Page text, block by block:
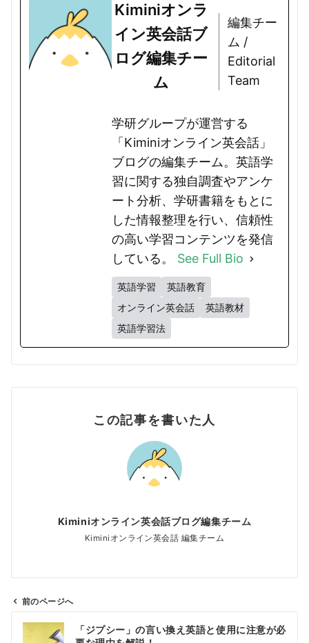
Kiminiオンラ
イン英会話ブ
ログ編集チー
ム
編集チー
ム /
Editorial
Team
学研グループが運営する
「Kiminiオンライン英会話」
ブログの編集チーム。英語学
習に関する独自調査やアンケ
ート分析、学研書籍をもとに
した情報整理を行い、信頼性
の高い学習コンテンツを発信
している。 See Full Bio
英語学習
英語教育
オンライン英会話
英語教材
英語学習法
この記事を書いた人
Kiminiオンライン英会話ブログ編集チーム
Kiminiオンライン英会話 編集チーム
前のページへ
「ジプシー」の言い換え英語と使用に注意が必